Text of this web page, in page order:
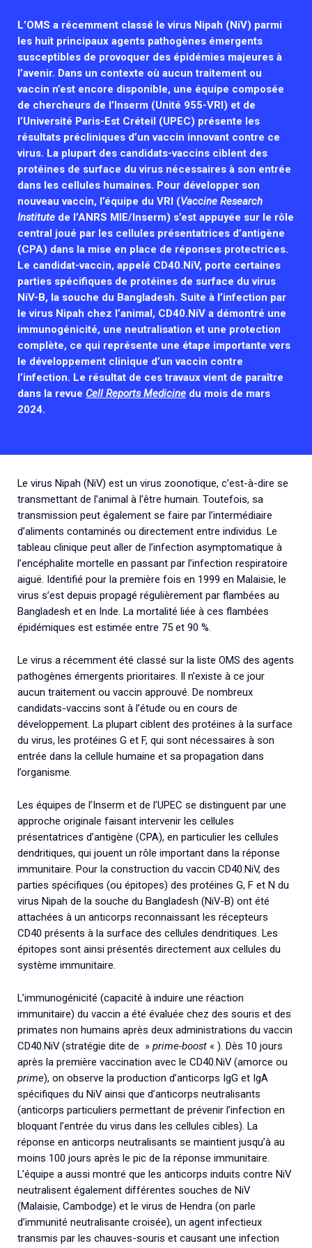
Collaboration avec les acteurs communautaires
Cellules Émergence
Retrouvez toutes les cellules Émergence, actives ou
inactives.
L’OMS a récemment classé le virus Nipah (NiV) parmi
les huit principaux agents pathogènes émergents
susceptibles de provoquer des épidémies majeures à
l’avenir. Dans un contexte où aucun traitement ou
vaccin n’est encore disponible, une équipe composée
de chercheurs de l’Inserm (Unité 955-VRI) et de
l’Université Paris-Est Créteil (UPEC) présente les
résultats précliniques d’un vaccin innovant contre ce
virus. La plupart des candidats-vaccins ciblent des
protéines de surface du virus nécessaires à son entrée
dans les cellules humaines. Pour développer son
nouveau vaccin, l’équipe du VRI (Vaccine Research
Institute de l’ANRS MIE/Inserm) s’est appuyée sur le rôle
central joué par les cellules présentatrices d’antigène
(CPA) dans la mise en place de réponses protectrices.
Le candidat-vaccin, appelé CD40.NiV, porte certaines
parties spécifiques de protéines de surface du virus
NiV-B, la souche du Bangladesh. Suite à l’infection par
le virus Nipah chez l’animal, CD40.NiV a démontré une
immunogénicité, une neutralisation et une protection
complète, ce qui représente une étape importante vers
le développement clinique d’un vaccin contre
l’infection. Le résultat de ces travaux vient de paraître
dans la revue Cell Reports Medicine du mois de mars
2024.
Le virus Nipah (NiV) est un virus zoonotique, c’est-à-dire se
transmettant de l’animal à l’être humain. Toutefois, sa
transmission peut également se faire par l’intermédiaire
d’aliments contaminés ou directement entre individus. Le
tableau clinique peut aller de l’infection asymptomatique à
l’encéphalite mortelle en passant par l’infection respiratoire
aiguë. Identifié pour la première fois en 1999 en Malaisie, le
virus s’est depuis propagé régulièrement par flambées au
Bangladesh et en Inde. La mortalité liée à ces flambées
épidémiques est estimée entre 75 et 90 %.
Le virus a récemment été classé sur la liste OMS des agents
pathogènes émergents prioritaires. Il n’existe à ce jour
aucun traitement ou vaccin approuvé. De nombreux
candidats-vaccins sont à l’étude ou en cours de
développement. La plupart ciblent des protéines à la surface
du virus, les protéines G et F, qui sont nécessaires à son
entrée dans la cellule humaine et sa propagation dans
l’organisme.
Les équipes de l’Inserm et de l’UPEC se distinguent par une
approche originale faisant intervenir les cellules
présentatrices d’antigène (CPA), en particulier les cellules
dendritiques, qui jouent un rôle important dans la réponse
immunitaire. Pour la construction du vaccin CD40.NiV, des
parties spécifiques (ou épitopes) des protéines G, F et N du
virus Nipah de la souche du Bangladesh (NiV-B) ont été
attachées à un anticorps reconnaissant les récepteurs
CD40 présents à la surface des cellules dendritiques. Les
épitopes sont ainsi présentés directement aux cellules du
système immunitaire.
L’immunogénicité (capacité à induire une réaction
immunitaire) du vaccin a été évaluée chez des souris et des
primates non humains après deux administrations du vaccin
CD40.NiV (stratégie dite de » prime-boost « ). Dès 10 jours
après la première vaccination avec le CD40.NiV (amorce ou
prime), on observe la production d’anticorps IgG et IgA
spécifiques du NiV ainsi que d’anticorps neutralisants
(anticorps particuliers permettant de prévenir l’infection en
bloquant l’entrée du virus dans les cellules cibles). La
réponse en anticorps neutralisants se maintient jusqu’à au
moins 100 jours après le pic de la réponse immunitaire.
L’équipe a aussi montré que les anticorps induits contre NiV
neutralisent également différentes souches de NiV
(Malaisie, Cambodge) et le virus de Hendra (on parle
d’immunité neutralisante croisée), un agent infectieux
transmis par les chauves-souris et causant une infection